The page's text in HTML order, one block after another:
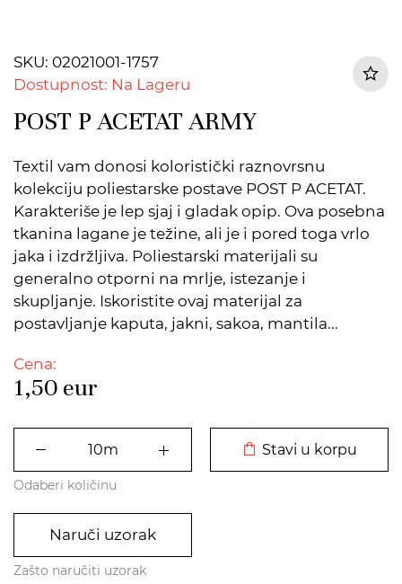
SKU: 02021001-1757
Dostupnost: Na Lageru
POST P ACETAT ARMY
Textil vam donosi koloristički raznovrsnu
kolekciju poliestarske postave POST P ACETAT.
Karakteriše je lep sjaj i gladak opip. Ova posebna
tkanina lagane je težine, ali je i pored toga vrlo
jaka i izdržljiva. Poliestarski materijali su
generalno otporni na mrlje, istezanje i
skupljanje. Iskoristite ovaj materijal za
postavljanje kaputa, jakni, sakoa, mantila...
Cena:
1,50 eur
Stavi u korpu
Odaberi količinu
Naruči uzorak
Zašto naručiti uzorak